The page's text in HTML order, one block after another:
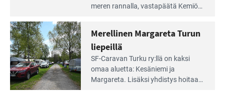
huomioivaa
yhteisöllisyyttä
meren rannalla, vasta­päätä Kemiön
kymmenen paikkaa ilman sähköä.
Lue
Leirintäoppaan
artikkeli:
Merellinen
Merellinen Margareta Turun
liepeillä
SF-Caravan Turku ry:llä on kaksi
omaa aluet­ta: Kesäniemi ja
Margareta. Lisäksi yhdis­tys hoitaa